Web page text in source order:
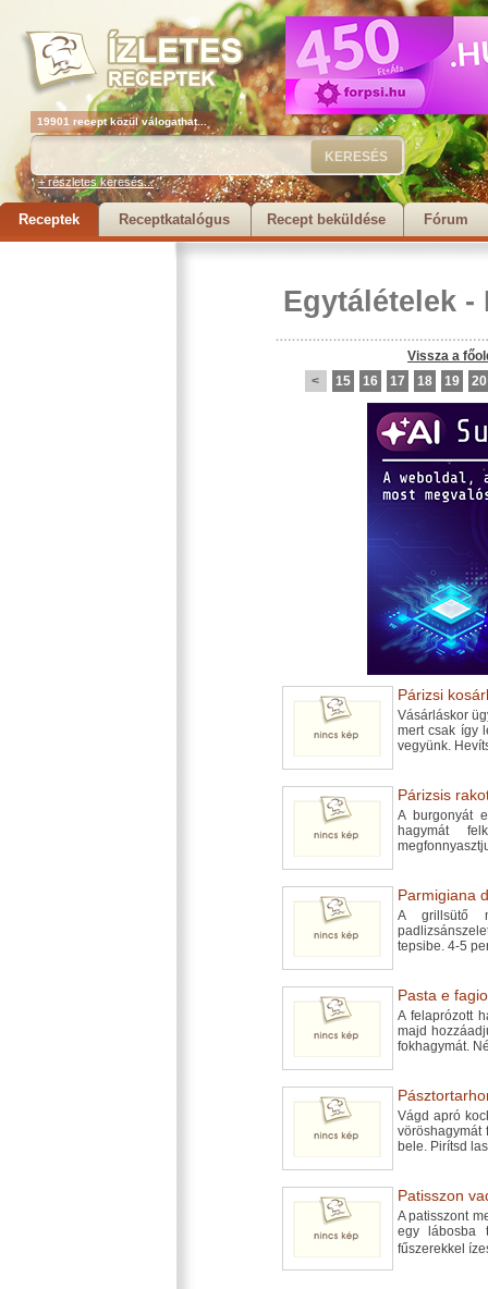
19901 recept közül válogathat...
+ részletes keresés...
Receptek Receptkatalógus Recept beküldése Fórum
Egytálételek -
Vissza a
<
15 16 17 18 19 20
Párizsi
Vásárláskor
mert csak így
vegyünk.
Párizsis
A burgonyát
hagymát
Parmigiana
A grillsütő
tepsibe. 4-5
Pasta e
A felaprózott
majd
fokhagymát.
Vágd apró
vöröshagymát
bele. Pirítsd
Patisszon
A patisszont
egy lábosba
fűszerekkel